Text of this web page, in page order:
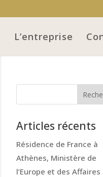
L’entreprise
Articles récents
Résidence de France à
Athènes, Ministère de
l’Europe et des Affaires